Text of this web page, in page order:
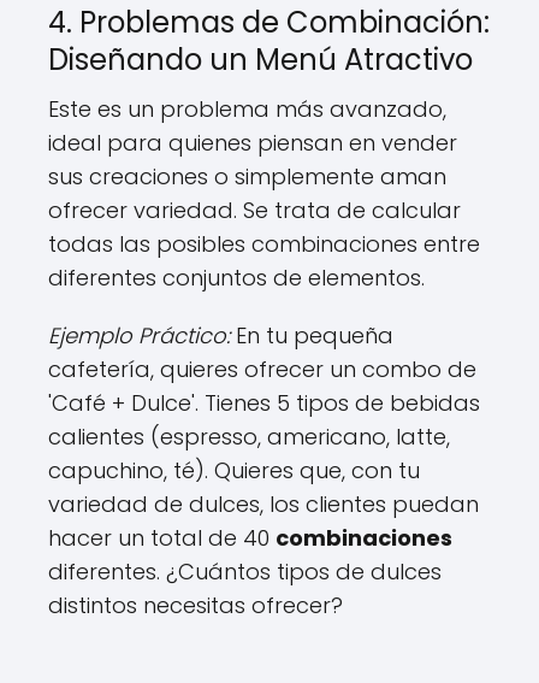
4. Problemas de Combinación:
Diseñando un Menú Atractivo
Este es un problema más avanzado,
ideal para quienes piensan en vender
sus creaciones o simplemente aman
ofrecer variedad. Se trata de calcular
todas las posibles combinaciones entre
diferentes conjuntos de elementos.
Ejemplo Práctico:En tu pequeña
cafetería, quieres ofrecer un combo de
'Café + Dulce'. Tienes 5 tipos de bebidas
calientes (espresso, americano, latte,
capuchino, té). Quieres que, con tu
variedad de dulces, los clientes puedan
hacer un total de 40 combinaciones
diferentes. ¿Cuántos tipos de dulces
distintos necesitas ofrecer?